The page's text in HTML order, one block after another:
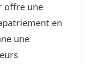
offre une
en
une